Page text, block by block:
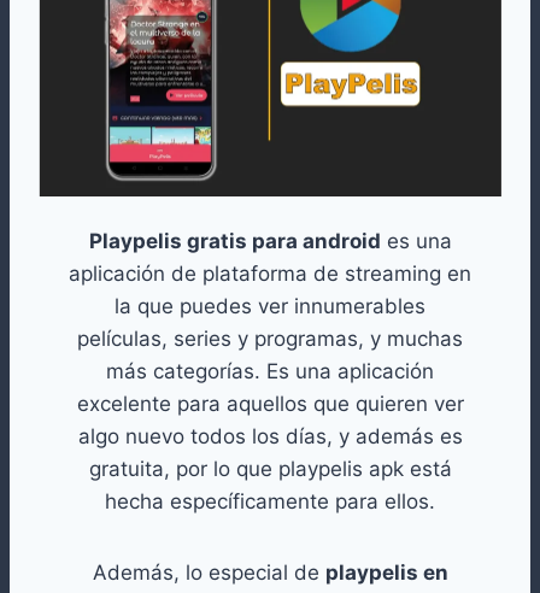
Playpelis gratis para android es una
aplicación de plataforma de streaming en
la que puedes ver innumerables
películas, series y programas, y muchas
más categorías. Es una aplicación
excelente para aquellos que quieren ver
algo nuevo todos los días, y además es
gratuita, por lo que playpelis apk está
hecha específicamente para ellos.
Además, lo especial de playpelis en